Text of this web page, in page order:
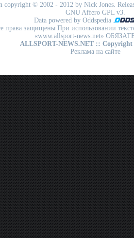
copyright © 2002 - 2012 by Nick Jones.
GNU Affero GPL v3.
Data powered by Oddspedia
права защищены При использовании
«www.allsport-news.net»
ALLSPORT-NEWS.NET :: Copyright
Реклама на сайте